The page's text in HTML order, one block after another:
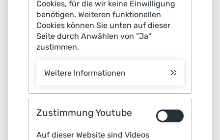
Cookies, für die wir keine Einwilligung
benötigen. Weiteren funktionellen
Cookies können Sie unten auf dieser
Seite durch Anwählen von "Ja"
zustimmen.
Weitere Informationen
Zustimmung Youtube
Auf dieser Website sind Videos